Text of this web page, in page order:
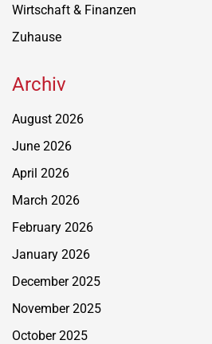
Wirtschaft & Finanzen
Zuhause
Archiv
August 2026
June 2026
April 2026
March 2026
February 2026
January 2026
December 2025
November 2025
October 2025